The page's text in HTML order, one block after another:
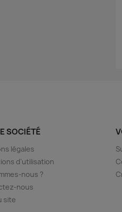
SOCIÉTÉ
légales
d'utilisation
nous ?
nous
site